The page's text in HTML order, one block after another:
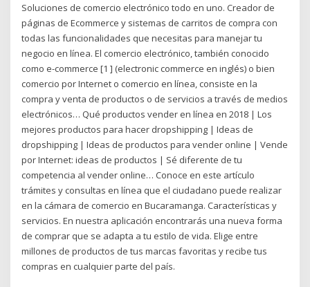
Soluciones de comercio electrónico todo en uno. Creador de
páginas de Ecommerce y sistemas de carritos de compra con
todas las funcionalidades que necesitas para manejar tu
negocio en línea. El comercio electrónico, también conocido
como e-commerce [1 ] (electronic commerce en inglés) o bien
comercio por Internet o comercio en línea, consiste en la
compra y venta de productos o de servicios a través de medios
electrónicos… Qué productos vender en línea en 2018 | Los
mejores productos para hacer dropshipping | Ideas de
dropshipping | Ideas de productos para vender online | Vende
por Internet: ideas de productos | Sé diferente de tu
competencia al vender online… Conoce en este artículo
trámites y consultas en línea que el ciudadano puede realizar
en la cámara de comercio en Bucaramanga. Características y
servicios. En nuestra aplicación encontrarás una nueva forma
de comprar que se adapta a tu estilo de vida. Elige entre
millones de productos de tus marcas favoritas y recibe tus
compras en cualquier parte del país.